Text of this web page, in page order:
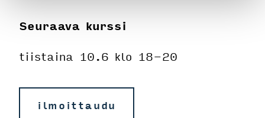
Seuraava kurssi
tiistaina 10.6 klo 18-20
ilmoittaudu